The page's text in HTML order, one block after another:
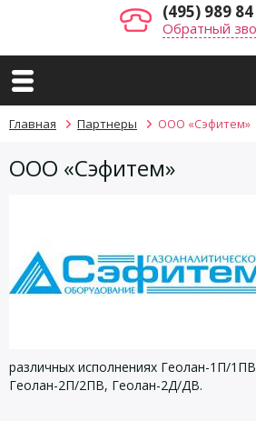
(495) 989
Обратный
Главная Партнеры ООО «Сэфитем»
ООО «Сэфитем»
различных исполнениях Геолан-1П/
Геолан-2П/2ПВ, Геолан-2Д/ДВ.